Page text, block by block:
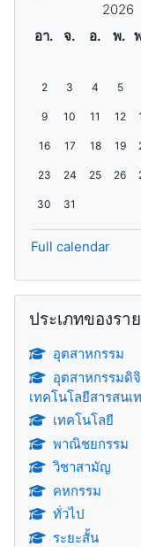
2026
อาทิตย์
อา. จันทร์
จ. อังคาร
อ. พุธ
พ.
No events, วันอาทิตย์,
2 No events, วันจั
3 No events,
4 No
5
No events, วันอาทิตย์,
9 No events, วันจัน
10 No events,
11 No
12
No events, วันอาทิตย์,
16 No events, วันจัน
17 No events,
18 No
19
No events, วันอาทิตย์,
23 No events, วันจัน
24 No events,
25 No
26
No events, วันอาทิตย์,
30 No events, วันจัน
31
Full calendar
ประเภทของรา
อุตสาหกรรม
อุตสาหกรรมดิ
เทคโนโลยีสารสนเ
เทคโนโลยี
พาณิชยกรรม
วิชาสามัญ
คหกรรม
ทั่วไป
ระยะสั้น